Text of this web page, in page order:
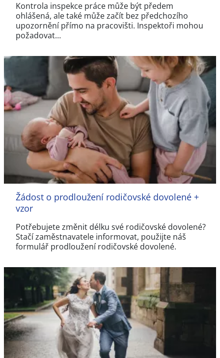
Kontrola inspekce práce může být předem
ohlášená, ale také může začít bez předchozího
upozornění přímo na pracovišti. Inspektoři mohou
požadovat…
Žádost o prodloužení rodičovské dovolené +
vzor
Potřebujete změnit délku své rodičovské dovolené?
Stačí zaměstnavatele informovat, použijte náš
formulář prodloužení rodičovské dovolené.